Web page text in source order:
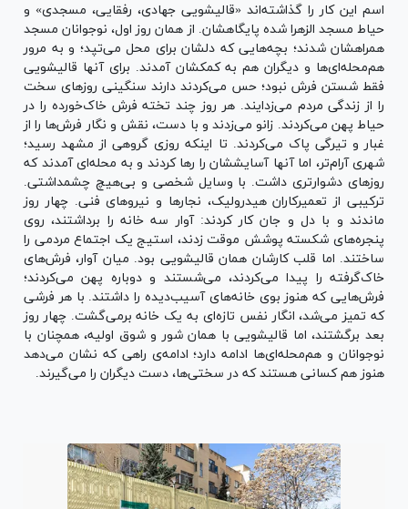
اسم این کار را گذاشته‌اند «قالیشویی جهادی، رفقایی، مسجدی» و
حیاط مسجد الزهرا شده پایگاهشان. از همان روز اول، نوجوانان مسجد
همراهشان شدند؛ بچه‌هایی که دلشان برای محل می‌تپد؛ و به مرور
هم‌محله‌ای‌ها و دیگران هم به کمکشان آمدند. برای آنها قالیشویی
فقط شستن فرش نبود؛ حس می‌کردند دارند سنگینی روز‌های سخت
را از زندگی مردم می‌زدایند. هر روز چند تخته فرش خاک‌خورده را در
حیاط پهن می‌کردند. زانو می‌زدند و با دست، نقش و نگار فرش‌ها را از
غبار و تیرگی پاک می‌کردند. تا اینکه روزی گروهی از مشهد رسید؛
شهری آرام‌تر، اما آنها آسایششان را رها کردند و به محله‌ای آمدند که
روز‌های دشوارتری داشت. با وسایل شخصی و بی‌هیچ چشمداشتی.
ترکیبی از تعمیرکاران هیدرولیک، نجار‌ها و نیرو‌های فنی. چهار روز
ماندند و با دل و جان کار کردند: آوار سه خانه را برداشتند، روی
پنجره‌های شکسته پوشش موقت زدند، استیج یک اجتماع مردمی را
ساختند. اما قلب کارشان همان قالیشویی بود. میان آوار، فرش‌های
خاک‌گرفته را پیدا می‌کردند، می‌شستند و دوباره پهن می‌کردند؛
فرش‌هایی که هنوز بوی خانه‌های آسیب‌دیده را داشتند. با هر فرشی
که تمیز می‌شد، انگار نفس تازه‌ای به یک خانه برمی‌گشت. چهار روز
بعد برگشتند، اما قالیشویی با همان شور و شوق اولیه، همچنان با
نوجوانان و هم‌محله‌ای‌ها ادامه دارد؛ ادامه‌ی راهی که نشان می‌دهد
هنوز هم کسانی هستند که در سختی‌ها، دست دیگران را می‌گیرند.